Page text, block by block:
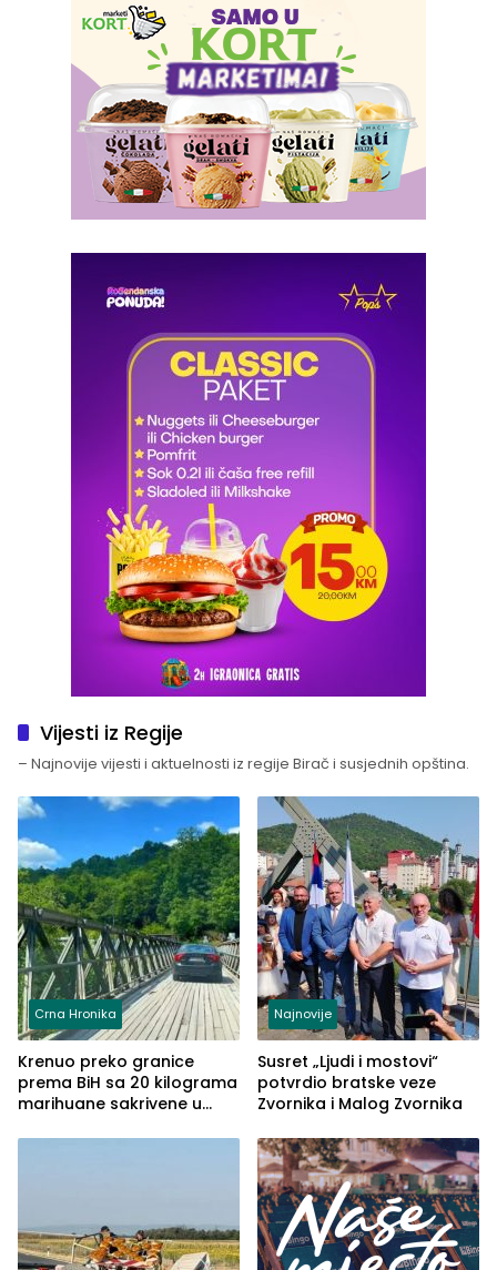
Vijesti iz Regije
– Najnovije vijesti i aktuelnosti iz regije Birač i susjednih opština.
Crna Hronika
Krenuo preko granice
prema BiH sa 20 kilograma
marihuane sakrivene u
Najnovije
Susret „Ljudi i mostovi“
potvrdio bratske veze
Zvornika i Malog Zvornika